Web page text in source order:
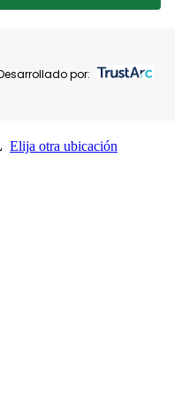
por:
Elija otra ubicación